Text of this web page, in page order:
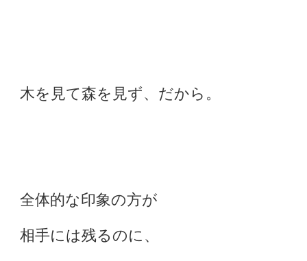
木を見て森を見ず、だから。
全体的な印象の方が
相手には残るのに、